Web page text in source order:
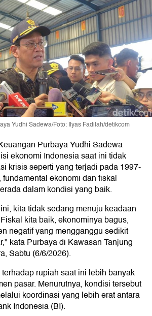
Yudhi Sadewa/Foto: Ilyas Fadilah/detikcom
Purbaya Yudhi Sadewa
ekonomi Indonesia saat ini tidak
krisis seperti yang terjadi pada 1997-
ekonomi dan fiskal
dalam kondisi yang baik.
kita tidak sedang menuju keadaan
kita baik, ekonominya bagus,
negatif yang mengganggu sedikit
kata Purbaya di Kawasan Tanjung
Sabtu (6/6/2026).
rupiah saat ini lebih banyak
pasar. Menurutnya, kondisi tersebut
koordinasi yang lebih erat antara
Indonesia (BI).